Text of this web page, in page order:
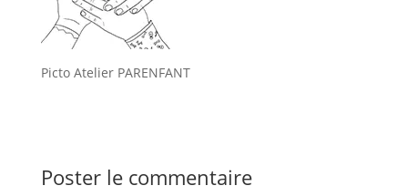
Picto Atelier PARENFANT
Poster le commentaire